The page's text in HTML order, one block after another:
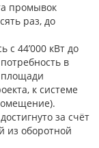
промывок
раз, до
с 44’000 кВт до
в
площади
к системе
за счёт
из оборотной